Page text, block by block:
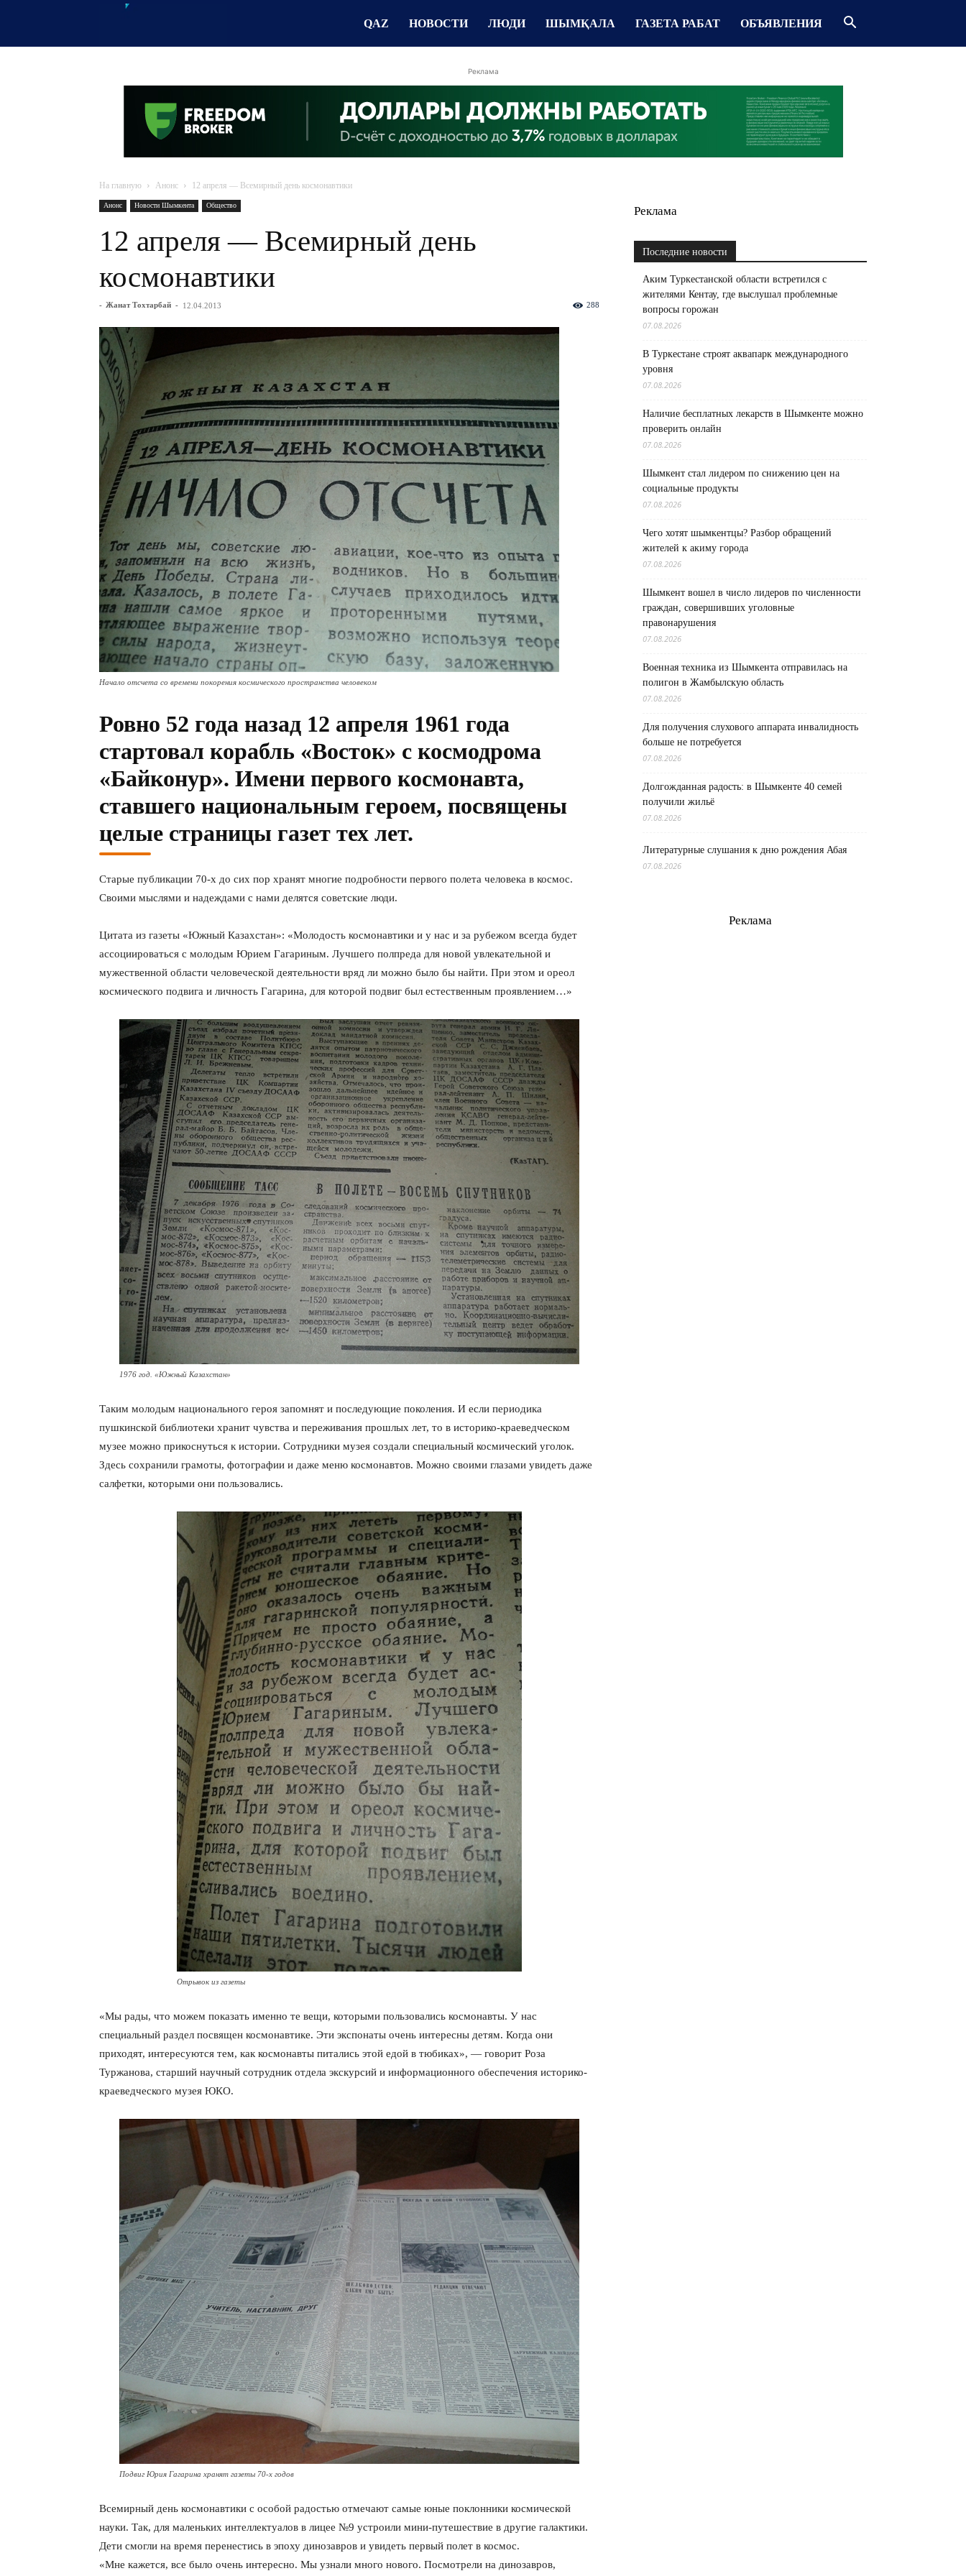
QAZ НОВОСТИ ЛЮДИ ШЫМҚАЛА ГАЗЕТА РАБАТ ОБЪЯВЛЕНИЯ
Реклама
На главную Анонс 12 апреля — Всемирный день космонавтики
Анонс Новости Шымкента Общество
12 апреля — Всемирный день
космонавтики
- Жанат Тохтарбай - 12.04.2013 288
Начало отсчета со времени покорения космического пространства человеком
Ровно 52 года назад 12 апреля 1961 года
стартовал корабль «Восток» с космодрома
«Байконур». Имени первого космонавта,
ставшего национальным героем, посвящены
целые страницы газет тех лет.
Старые публикации 70-х до сих пор хранят многие подробности первого полета человека в космос.
Своими мыслями и надеждами с нами делятся советские люди.
Цитата из газеты «Южный Казахстан»: «Молодость космонавтики и у нас и за рубежом всегда будет
ассоциироваться с молодым Юрием Гагариным. Лучшего полпреда для новой увлекательной и
мужественной области человеческой деятельности вряд ли можно было бы найти. При этом и ореол
космического подвига и личность Гагарина, для которой подвиг был естественным проявлением…»
1976 год. «Южный Казахстан»
Таким молодым национального героя запомнят и последующие поколения. И если периодика
пушкинской библиотеки хранит чувства и переживания прошлых лет, то в историко-краеведческом
музее можно прикоснуться к истории. Сотрудники музея создали специальный космический уголок.
Здесь сохранили грамоты, фотографии и даже меню космонавтов. Можно своими глазами увидеть даже
салфетки, которыми они пользовались.
Отрывок из газеты
«Мы рады, что можем показать именно те вещи, которыми пользовались космонавты. У нас
специальный раздел посвящен космонавтике. Эти экспонаты очень интересны детям. Когда они
приходят, интересуются тем, как космонавты питались этой едой в тюбиках», — говорит Роза
Туржанова, старший научный сотрудник отдела экскурсий и информационного обеспечения историко-
краеведческого музея ЮКО.
Подвиг Юрия Гагарина хранят газеты 70-х годов
Всемирный день космонавтики с особой радостью отмечают самые юные поклонники космической
науки. Так, для маленьких интеллектуалов в лицее №9 устроили мини-путешествие в другие галактики.
Дети смогли на время перенестись в эпоху динозавров и увидеть первый полет в космос.
«Мне кажется, все было очень интересно. Мы узнали много нового. Посмотрели на динозавров,
Реклама
Последние новости
Аким Туркестанской области встретился с
жителями Кентау, где выслушал проблемные
вопросы горожан
07.08.2026
В Туркестане строят аквапарк международного
уровня
07.08.2026
Наличие бесплатных лекарств в Шымкенте можно
проверить онлайн
07.08.2026
Шымкент стал лидером по снижению цен на
социальные продукты
07.08.2026
Чего хотят шымкентцы? Разбор обращений
жителей к акиму города
07.08.2026
Шымкент вошел в число лидеров по численности
граждан, совершивших уголовные
правонарушения
07.08.2026
Военная техника из Шымкента отправилась на
полигон в Жамбылскую область
07.08.2026
Для получения слухового аппарата инвалидность
больше не потребуется
07.08.2026
Долгожданная радость: в Шымкенте 40 семей
получили жильё
07.08.2026
Литературные слушания к дню рождения Абая
07.08.2026
Реклама